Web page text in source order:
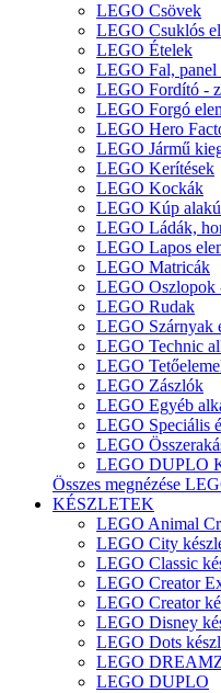
LEGO Csövek
LEGO Csuklós
LEGO Ételek
LEGO Fal, panel
LEGO Fordító -
LEGO Forgó
LEGO Hero
LEGO Jármű
LEGO Kerítések
LEGO Kockák
LEGO Kúp
LEGO Ládák,
LEGO Lapos
LEGO Matricák
LEGO Oszlopok
LEGO Rudak
LEGO Szárnyak
LEGO Technic
LEGO
LEGO Zászlók
LEGO Egyéb
LEGO Speciális
LEGO
LEGO DUPLO
Összes megnézése
KÉSZLETEK
LEGO Animal
LEGO City
LEGO Classic
LEGO Creator
LEGO Creator
LEGO Disney
LEGO Dots
LEGO
LEGO DUPLO